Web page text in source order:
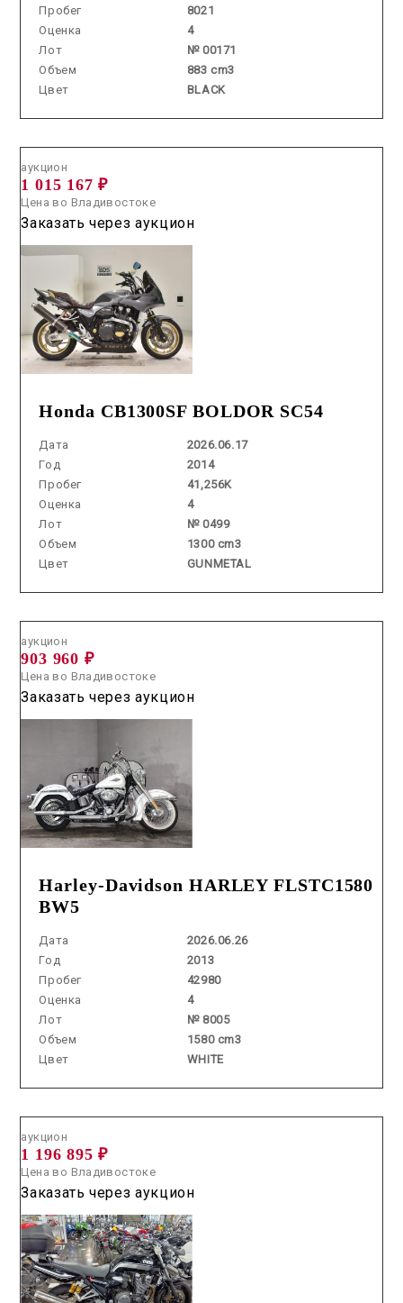
Пробег
8021
Оценка
4
Лот
№ 00171
Объем
883 cm3
Цвет
BLACK
Honda CB1300SF BOLDOR SC54
Дата
2026.06.17
Год
2014
Пробег
41,256K
Оценка
4
Лот
№ 0499
Объем
1300 cm3
Цвет
GUNMETAL
аукцион
1 015 167 ₽
Цена во Владивостоке
Заказать через аукцион
Harley-Davidson HARLEY FLSTC1580
BW5
Дата
2026.06.26
Год
2013
Пробег
42980
Оценка
4
Лот
№ 8005
Объем
1580 cm3
Цвет
WHITE
аукцион
903 960 ₽
Цена во Владивостоке
Заказать через аукцион
аукцион
1 196 895 ₽
Цена во Владивостоке
Заказать через аукцион